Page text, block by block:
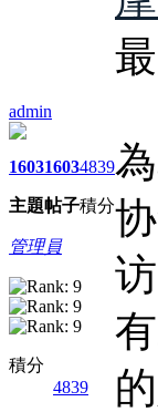
admin
1603
主題
1603
帖子
4839
積分
管理員
積分
4839